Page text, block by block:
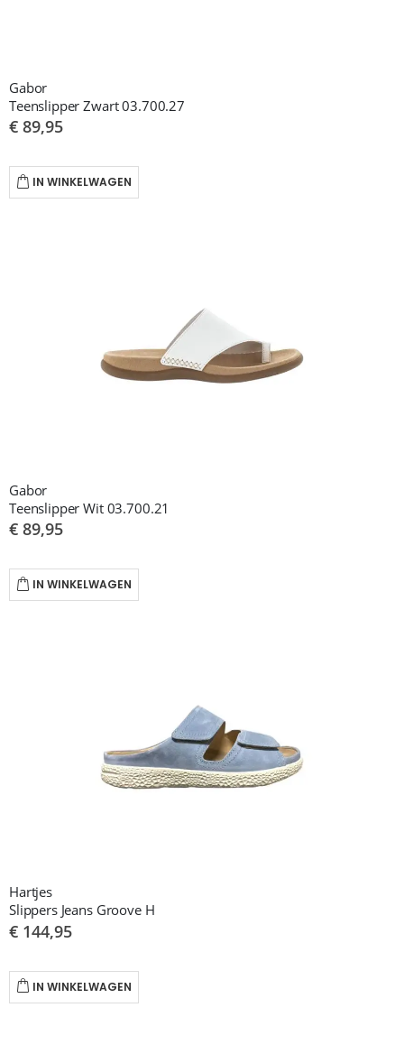
Gabor
Teenslipper Zwart 03.700.27
€ 89,95
IN WINKELWAGEN
Gabor
Teenslipper Wit 03.700.21
€ 89,95
IN WINKELWAGEN
Hartjes
Slippers Jeans Groove H
€ 144,95
IN WINKELWAGEN